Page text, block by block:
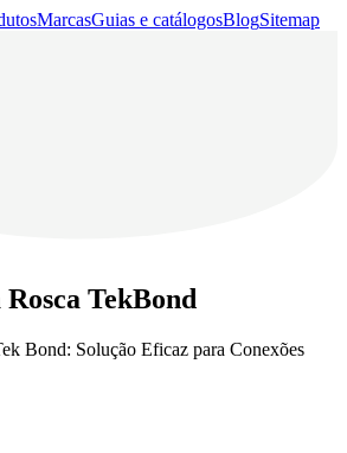
MarcasGuias e catálogosBlogSitemap
TekBond
Bond: Solução Eficaz para Conexões